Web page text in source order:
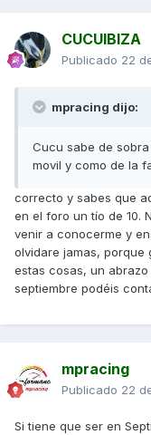
CUCUIBIZA
Publicado 22
mpracing dijo:
Cucu sabe de
movil y como de la
correcto y sabes que
en el foro un tío de 10.
venir a conocerme y
olvidare jamas, porque
estas cosas, un
septiembre podéis
mpracing
Publicado 22
Si tiene que ser en